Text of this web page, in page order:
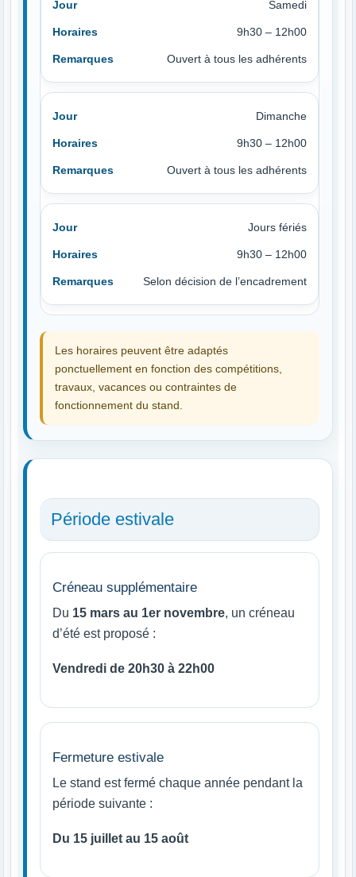
Samedi
9h30 – 12h00
Ouvert à tous les adhérents
Dimanche
9h30 – 12h00
Ouvert à tous les adhérents
Jours fériés
9h30 – 12h00
Selon décision de l’encadrement
Les horaires peuvent être adaptés
ponctuellement en fonction des compétitions,
travaux, vacances ou contraintes de
fonctionnement du stand.
Période estivale
Créneau supplémentaire
Du 15 mars au 1er novembre, un créneau
d’été est proposé :
Vendredi de 20h30 à 22h00
Fermeture estivale
Le stand est fermé chaque année pendant la
période suivante :
Du 15 juillet au 15 août